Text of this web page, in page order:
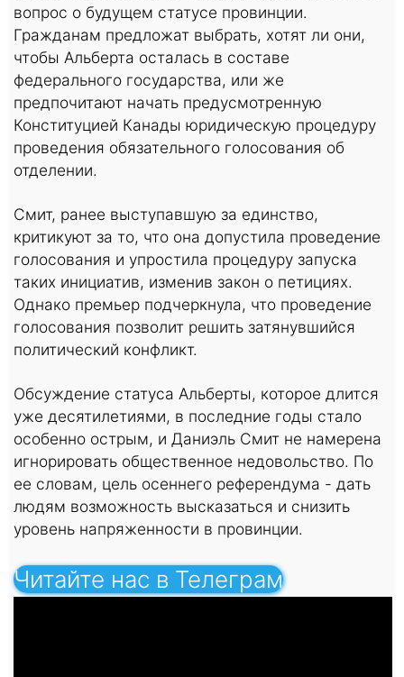
вопрос о будущем статусе провинции.
Гражданам предложат выбрать, хотят ли они,
чтобы Альберта осталась в составе
федерального государства, или же
предпочитают начать предусмотренную
Конституцией Канады юридическую процедуру
проведения обязательного голосования об
отделении.
Смит, ранее выступавшую за единство,
критикуют за то, что она допустила проведение
голосования и упростила процедуру запуска
таких инициатив, изменив закон о петициях.
Однако премьер подчеркнула, что проведение
голосования позволит решить затянувшийся
политический конфликт.
Обсуждение статуса Альберты, которое длится
уже десятилетиями, в последние годы стало
особенно острым, и Даниэль Смит не намерена
игнорировать общественное недовольство. По
ее словам, цель осеннего референдума - дать
людям возможность высказаться и снизить
уровень напряженности в провинции.
Читайте нас в Телеграм